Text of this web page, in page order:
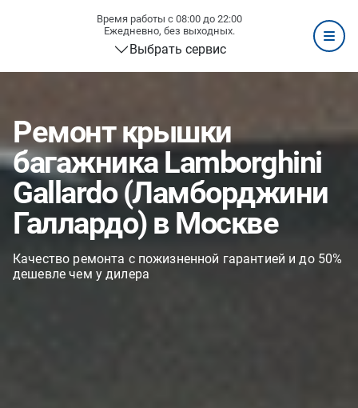
Время работы с 08:00 до 22:00
Ежедневно, без выходных.
Выбрать сервис
Ремонт крышки
багажника Lamborghini
Gallardo (Ламборджини
Галлардо) в Москве
Качество ремонта с пожизненной гарантией и до 50%
дешевле чем у дилера